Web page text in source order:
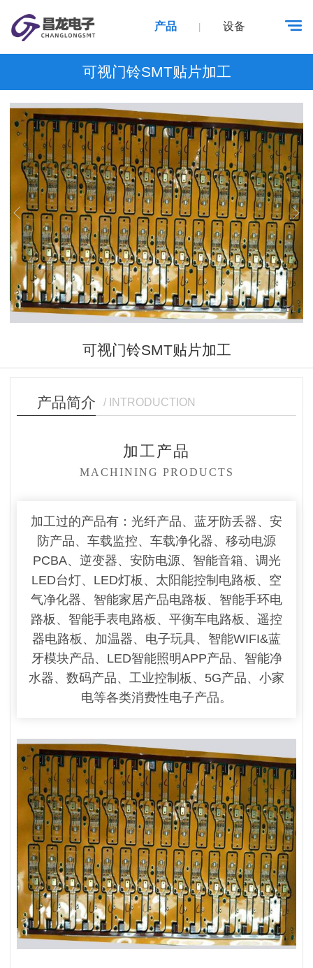
产品 设备
可视门铃SMT贴片加工
1/1
可视门铃SMT贴片加工
产品简介 / INTRODUCTION
加工产品
MACHINING PRODUCTS
加工过的产品有：光纤产品、蓝牙防丢器、安
防产品、车载监控、车载净化器、移动电源
PCBA、逆变器、安防电源、智能音箱、调光
LED台灯、LED灯板、太阳能控制电路板、空
气净化器、智能家居产品电路板、智能手环电
路板、智能手表电路板、平衡车电路板、遥控
器电路板、加温器、电子玩具、智能WIFI&蓝
牙模块产品、LED智能照明APP产品、智能净
水器、数码产品、工业控制板、5G产品、小家
电等各类消费性电子产品。